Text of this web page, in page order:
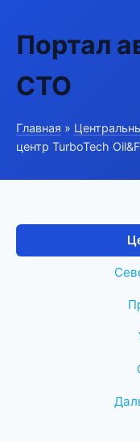
Портал
СТО
Главная »
центр TurboTech